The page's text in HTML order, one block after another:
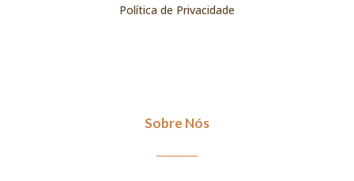
Política de Privacidade
Sobre Nós